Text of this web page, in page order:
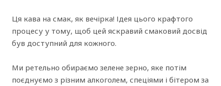
Ця кава на смак, як вечірка! Ідея цього крафтого
процесу у тому, щоб цей яскравий смаковий досвід
був доступний для кожного.
Ми ретельно обираємо зелене зерно, яке потім
поєднуємо з різним алкоголем, спеціями і бітером за